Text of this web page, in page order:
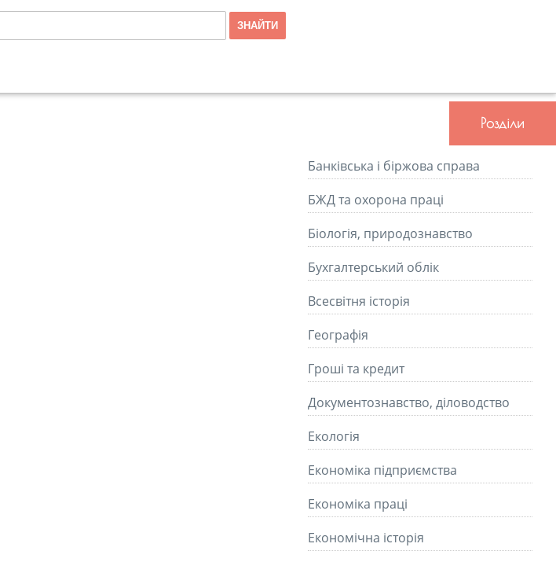
Розділи
Банківська і біржова справа
БЖД та охорона праці
Біологія, природознавство
Бухгалтерський облік
Всесвітня історія
Географія
Гроші та кредит
Документознавство, діловодство
Екологія
Економіка підприємства
Економіка праці
Економічна історія